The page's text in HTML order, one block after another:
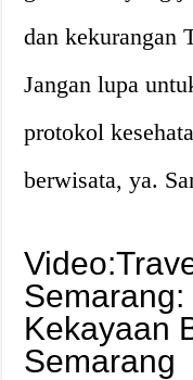
dan kekurangan
Jangan lupa
protokol
berwisata, ya.
Kekayaan
Semarang